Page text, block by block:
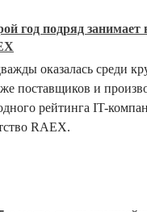
год подряд занимает
оказалась среди
поставщиков и
рейтинга IT-
RAEX.